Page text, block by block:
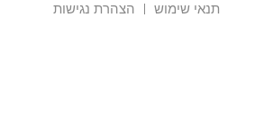
תנאי שימוש
הצהרת נגישות